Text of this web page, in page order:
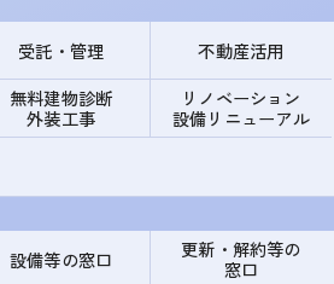
受託・管理 不動産活用
無料建物診断
外装工事
リノベーション
設備リニューアル
設備等の窓口
更新・解約等の
窓口